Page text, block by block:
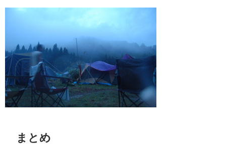
まとめ